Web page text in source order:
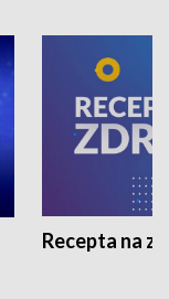
Recepta na